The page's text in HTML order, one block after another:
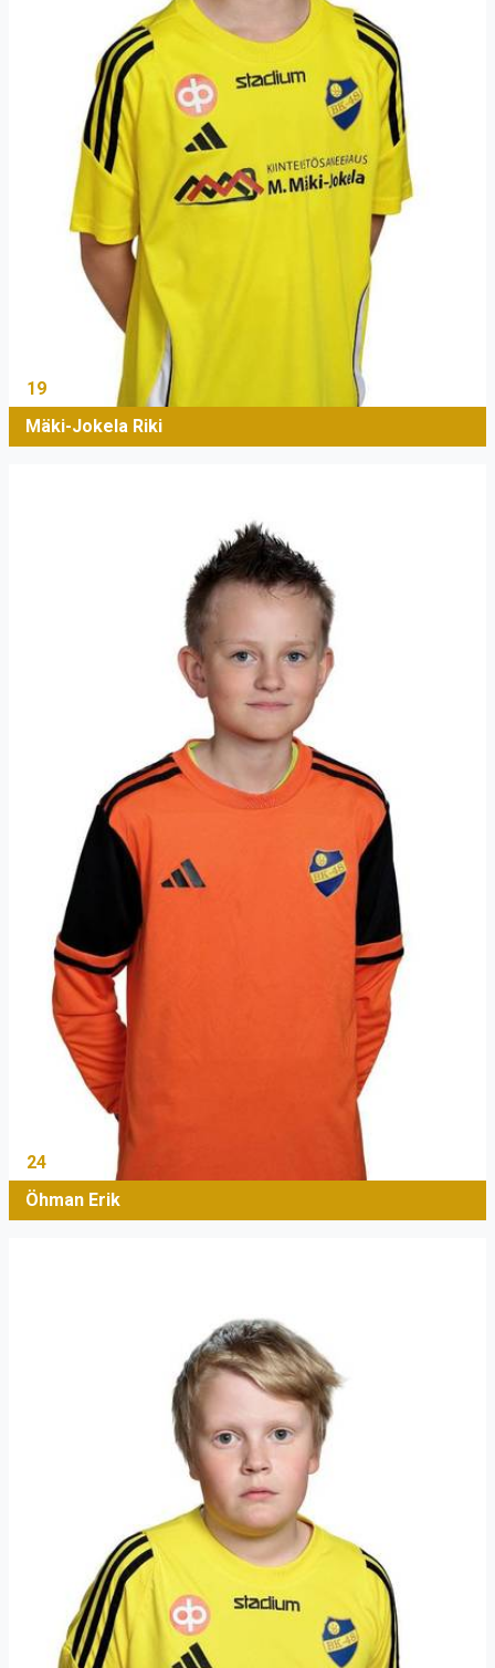
19
Mäki-Jokela Riki
24
Öhman Erik